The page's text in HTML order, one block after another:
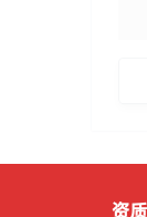
资